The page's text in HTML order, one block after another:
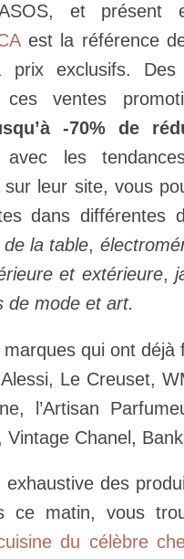
ASOS, et
est la référence
exclusifs. Des
ventes
-70% de
les
leur site, vous
dans
la table,
et extérieure,
de mode et art.
qui ont déjà
Le Creuset,
l’Artisan
Vintage Chanel,
exhaustive des
ce matin, vous
du célèbre